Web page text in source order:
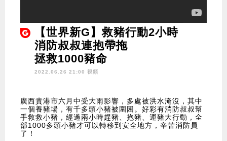
【世界新G】救豬行動2小時
消防叔叔連抱帶拖
拯救1000豬命
2022.06.26 21:00 視頻
廣西貴港市六月中受大雨影響，多處被洪水淹沒，其中
一個養豬場，有千多頭小豬被圍困。好彩有消防叔叔幫
手救救小豬，經過兩小時趕豬、抱豬、運豬大行動，全
部1000多頭小豬才可以轉移到安全地方，辛苦消防員
了！